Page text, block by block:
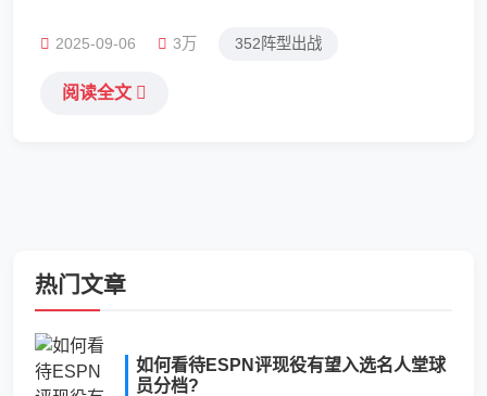
强中场控制力：352阵型在中场布置了五名球员，这
有助于塞尔维亚在比赛中更好地控制中场，通过人数
2025-09-06 3万 352阵型出战
阅读全文
热门文章
如何看待ESPN评现役有望入选名人堂球
员分档?